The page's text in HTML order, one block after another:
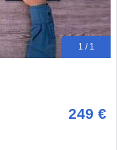
1 / 1
249 €